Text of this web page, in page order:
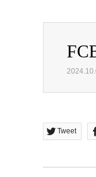
Tweet